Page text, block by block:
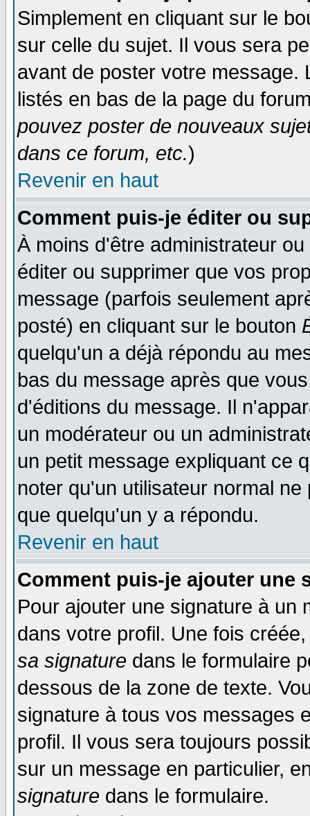
Simplement en cliquant sur le
sur celle du sujet. Il vous sera
avant de poster votre
listés en bas de la page du
pouvez poster de nouveaux
dans ce forum, etc.)
Revenir en haut
Comment puis-je éditer ou
À moins d'être administrateur
éditer ou supprimer que vos
message (parfois seulement
posté) en cliquant sur le bouton
quelqu'un a déjà répondu au
bas du message après que
d'éditions du message. Il
un modérateur ou un
un petit message expliquant ce
noter qu'un utilisateur normal
que quelqu'un y a répondu.
Revenir en haut
Comment puis-je ajouter une
Pour ajouter une signature à un
dans votre profil. Une fois
sa signature dans le formulaire
dessous de la zone de texte.
signature à tous vos messages
profil. Il vous sera toujours
sur un message en particulier,
signature dans le formulaire.